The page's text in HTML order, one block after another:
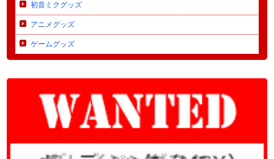
初音ミクグッズ
アニメグッズ
ゲームグッズ